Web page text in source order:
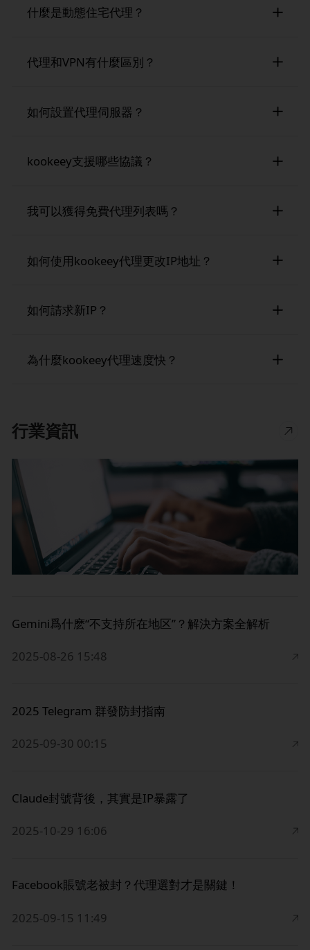
什麼是動態住宅代理？
不同的個人。輪換動態住宅代理使用家庭網路上
理）由全球ISP分配。與更容易被檢測和封鎖的數
代理和VPN有什麼區別？
同。雖然VPN通常使用數據中心IP作為網關，但
真實家庭裝置的IP，使其更難被檢測和封鎖，而
專用代理提供穩定、一致的IP供長期使用。這些
求，例如繞過限制、提高安全性或管理線上活動
如何設置代理伺服器？
證的用戶名和密碼。您可以通過在作業系統或網
手動配置這些設置。或者，如果您正在自動化任
kookeey支援哪些協議？
表，您可以設置socks5、http、https、vmess、
擇UDP、DNS和GRE等協議以滿足更高級的需
求。kookeey還提供無限頻寬，確保快速、靈活
制，無論是用於抓取、遊戲還是安全瀏覽。
我可以獲得免費代理列表嗎？
200MB住宅代理流量供免費試用。此外，您還將
索和享受服務。
如何使用kookeey代理更改IP地址？
強的匿名性並減少被封鎖的機會。或者，您可以
定IP地址以保持您的線上存在一致。
如何請求新IP？
設置定期輪換時間或簡單地點擊「切換IP」來輕
覽、抓取或從事其他線上活動時被檢測或封鎖的
機會。對於數據中心代理或ISP代理，您可以下新
訂單以獲得新的專用IP
為什麼kookeey代理速度快？
輸，確保代理提供快速可靠的性能。通過優化網
度，為客戶提供快速穩定的連接，用於各種線上
活動，例如網頁抓取、遊戲或繞過地理限制。
行業資訊
Gemini爲什麽“不支持所在地区”？解決方案全解析
2025-08-26 15:48
2025 Telegram 群發防封指南
2025-09-30 00:15
Claude封號背後，其實是IP暴露了
2025-10-29 16:06
Facebook賬號老被封？代理選對才是關鍵！
2025-09-15 11:49